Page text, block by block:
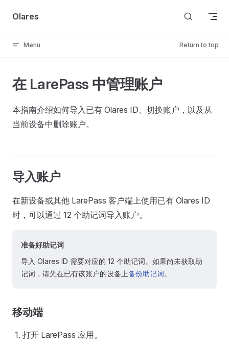
Skip to content
Olares
Menu Return to top
在 LarePass 中管理账户
本指南介绍如何导入已有 Olares ID、切换账户，以及从
当前设备中删除账户。
导入账户
在新设备或其他 LarePass 客户端上使用已有 Olares ID
时，可以通过 12 个助记词导入账户。
准备好助记词
导入 Olares ID 需要对应的 12 个助记词。如果尚未获取助
记词，请先在已有该账户的设备上备份助记词。
移动端
打开 LarePass 应用。